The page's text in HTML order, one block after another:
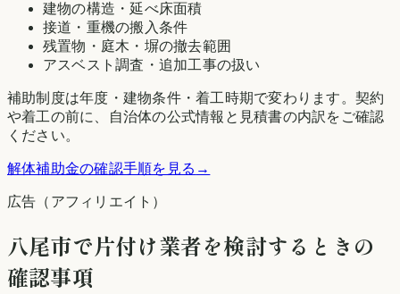
建物の構造・延べ床面積
接道・重機の搬入条件
残置物・庭木・塀の撤去範囲
アスベスト調査・追加工事の扱い
補助制度は年度・建物条件・着工時期で変わります。契約
や着工の前に、自治体の公式情報と見積書の内訳をご確認
ください。
解体補助金の確認手順を見る →
広告（アフィリエイト）
八尾市で片付け業者を検討するときの
確認事項